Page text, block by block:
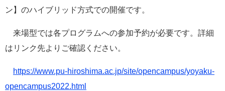
ス
タ
索
ン】のハイブリッド方式での開催です。
来場型では各プログラムへの参加予約が必要です。詳細
はリンク先よりご確認ください。
https://www.pu-hiroshima.ac.jp/site/opencampus/yoyaku-
opencampus2022.html